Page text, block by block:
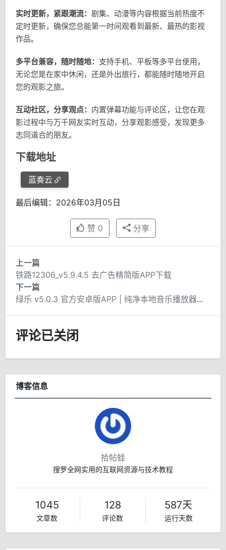
实时更新，紧跟潮流： 剧集、动漫等内容根据当前热度不
定时更新，确保您总能第一时间观看到最新、最热的影视
作品。
多平台兼容，随时随地： 支持手机、平板等多平台使用，
无论您是在家中休闲，还是外出旅行，都能随时随地开启
您的观影之旅。
互动社区，分享观点： 内置弹幕功能与评论区，让您在观
影过程中与万千网友实时互动，分享观影感受，发现更多
志同道合的朋友。
下载地址
蓝奏云
最后编辑：2026年03月05日
赞 0 分享
上一篇
铁路12306_v5.9.4.5 去广告精简版APP下载
下一篇
绿乐 v5.0.3 官方安卓版APP | 纯净本地音乐播放器的极致之选
评论已关闭
博客信息
拾帖蛙
搜罗全网实用的互联网资源与技术教程
1045
文章数
128
评论数
587天
运行天数